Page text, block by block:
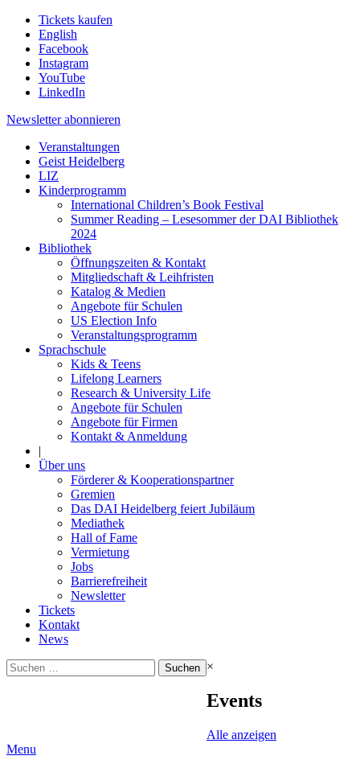
Tickets kaufen
English
Facebook
Instagram
YouTube
LinkedIn
Newsletter abonnieren
Veranstaltungen
Geist Heidelberg
LIZ
Kinderprogramm
International Children’s Book Festival
Summer Reading – Lesesommer der DAI Bibliothek
2024
Bibliothek
Öffnungszeiten & Kontakt
Mitgliedschaft & Leihfristen
Katalog & Medien
Angebote für Schulen
US Election Info
Veranstaltungsprogramm
Sprachschule
Kids & Teens
Lifelong Learners
Research & University Life
Angebote für Schulen
Angebote für Firmen
Kontakt & Anmeldung
|
Über uns
Förderer & Kooperationspartner
Gremien
Das DAI Heidelberg feiert Jubiläum
Mediathek
Hall of Fame
Vermietung
Jobs
Barrierefreiheit
Newsletter
Tickets
Kontakt
News
Suchen
nach:
×
Events
Alle anzeigen
Menu